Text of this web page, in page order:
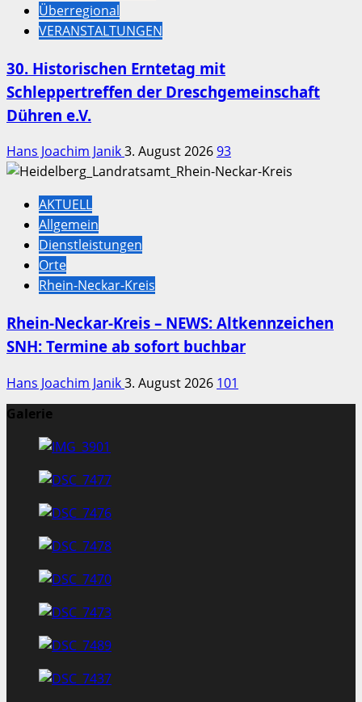
Überregional
VERANSTALTUNGEN
30. Historischen Erntetag mit
Schleppertreffen der Dreschgemeinschaft
Dühren e.V.
Hans Joachim Janik3. August 202693
AKTUELL
Allgemein
Dienstleistungen
Orte
Rhein-Neckar-Kreis
Rhein-Neckar-Kreis – NEWS: Altkennzeichen
SNH: Termine ab sofort buchbar
Hans Joachim Janik3. August 2026 101
Galerie